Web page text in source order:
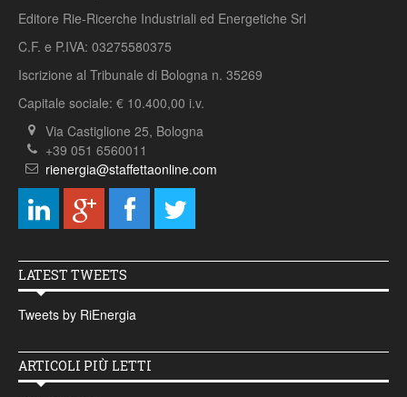
Editore Rie-Ricerche Industriali ed Energetiche Srl
C.F. e P.IVA: 03275580375
Iscrizione al Tribunale di Bologna n. 35269
Capitale sociale: € 10.400,00 i.v.
Via Castiglione 25, Bologna
+39 051 6560011
rienergia@staffettaonline.com
LATEST TWEETS
Tweets by RiEnergia
ARTICOLI PIÙ LETTI